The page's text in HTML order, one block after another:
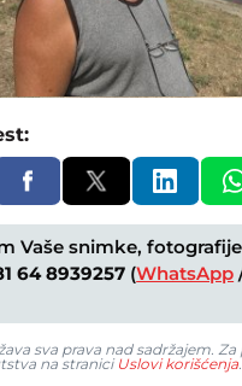
Video
Vaše snimke,
64 8939257 (WhatsApp
sva prava nad sadržajem.
na stranici Uslovi korišćenja.